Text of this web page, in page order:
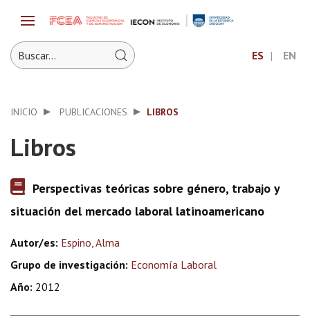
ES EN
INICIO PUBLICACIONES LIBROS
Libros
Perspectivas teóricas sobre género, trabajo y
situación del mercado laboral latinoamericano
Autor/es: Espino, Alma
Grupo de investigación: Economía Laboral
Año: 2012